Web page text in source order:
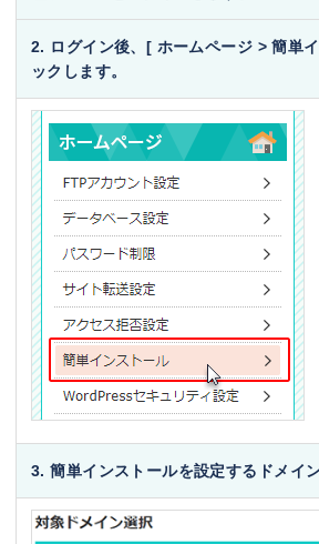
2. ログイン後、[ ホームページ > 簡単
ックします。
3. 簡単インストールを設定するドメイ